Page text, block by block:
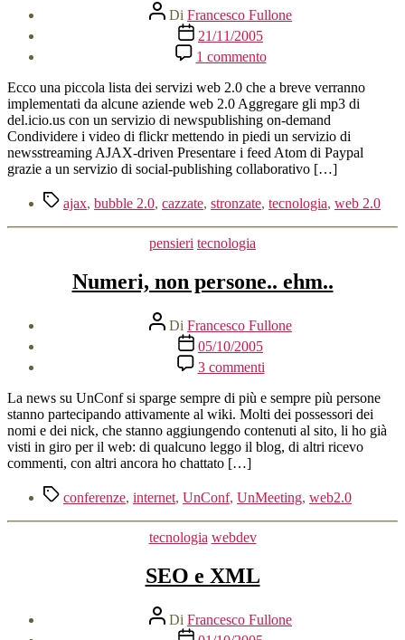
Autore
articolo
Di Francesco Fullone
Data
dell'articolo
21/11/2005
1 commentosu
Web
2.0,
le
novità
che
arriveranno
Ecco una piccola lista dei servizi web 2.0 che a breve verranno
implementati da alcune aziende web 2.0 Aggregare gli mp3 di
del.icio.us con un servizio di newspublishing on-demand
Condividere i video di flickr mettendo in piedi un servizio di
newsstreaming AJAX-driven Presentare i feed Atom di Paypal
grazie a un servizio di social-publishing collaborativo […]
Tag ajax, bubble 2.0, cazzate, stronzate, tecnologia, web 2.0
Categorie
pensieri tecnologia
Numeri, non persone.. ehm..
Autore
articolo
Di Francesco Fullone
Data
dell'articolo
05/10/2005
3 commentisu
Numeri,
non
persone..
ehm..
La news su UnConf si sparge sempre di più e sempre più persone
stanno partecipando attivamente al wiki. Molti dei possessori dei
nomi e dei nick, che stanno aggiungendo contenuti al sito, li ho già
visti in giro per il web: di qualcuno leggo il blog, di altri ricevo
commenti, con altri ancora ho chattato […]
Tag conferenze, internet, UnConf, UnMeeting, web2.0
Categorie
tecnologia webdev
SEO e XML
Autore
articolo
Di Francesco Fullone
Data